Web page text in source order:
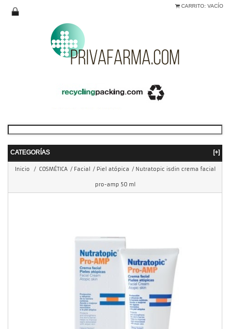
CARRITO: VACÍO
CATEGORÍAS [+]
Inicio / COSMÉTICA / Facial / Piel atópica / Nutratopic isdin crema facial
pro-amp 50 ml